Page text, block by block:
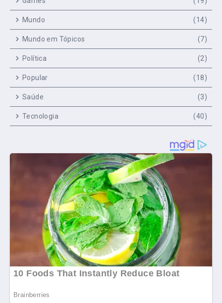
Mundo (14)
Mundo em Tópicos (7)
Política (2)
Popular (18)
Saúde (3)
Tecnologia (40)